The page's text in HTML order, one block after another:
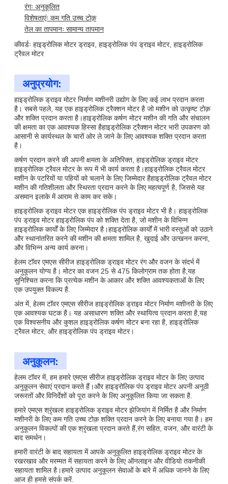
रंगः अनुकूलित
विशेषताएंः कम गति उच्च टोक़
तेल का तापमानः सामान्य तापमान
कीवर्डः हाइड्रोलिक मोटर ड्राइव, हाइड्रोलिक पंप ड्राइव मोटर, हाइड्रोलिक
ट्रैवल मोटर
अनुप्रयोग:
हाइड्रोलिक ड्राइव मोटर निर्माण मशीनरी उद्योग के लिए कई लाभ प्रदान करता
है। सबसे पहले, यह एक हाइड्रोलिक ट्रैक्शन मोटर है जो मशीन को उत्कृष्ट टोक़
और शक्ति प्रदान करता है।हाइड्रोलिक कर्षण मोटर मशीन की गति और संचालन
की क्षमता का एक आवश्यक हिस्सा हैहाइड्रोलिक ट्रैक्शन मोटर भारी उपकरण को
आसानी से कार्यस्थल के चारों ओर ले जाने के लिए आवश्यक शक्ति प्रदान करता
है।
कर्षण प्रदान करने की अपनी क्षमता के अतिरिक्त, हाइड्रोलिक ड्राइव मोटर
हाइड्रोलिक ट्रैवल मोटर के रूप में भी कार्य करता है।हाइड्रोलिक ट्रैवल मोटर
मशीन के पटरियों या पहियों को चलाने के लिए जिम्मेदार हैहाइड्रोलिक ट्रैवल मोटर
मशीन की गतिशीलता और स्थिरता प्रदान करने के लिए महत्वपूर्ण है, जिससे यह
असमान इलाके में आराम से काम कर सके।
हाइड्रोलिक ड्राइव मोटर एक हाइड्रोलिक पंप ड्राइव मोटर भी है। हाइड्रोलिक
पंप ड्राइव मोटर हाइड्रोलिक पंप को शक्ति देता है, जो मशीन के विभिन्न
हाइड्रोलिक कार्यों के लिए जिम्मेदार है।हाइड्रोलिक कार्यों में भारी वस्तुओं को उठाने
और स्थानांतरित करने की मशीन की क्षमता शामिल है, खुदाई और उत्खनन करना,
और विभिन्न अन्य कार्य करना।
हेलम टॉवर एमएस सीरीज हाइड्रोलिक ड्राइव मोटर रंग और वजन के संदर्भ में
अनुकूलन योग्य है। मोटर का वजन 25 से 475 किलोग्राम तक होता है,यह
सुनिश्चित करना कि प्रत्येक मशीन के आकार और शक्ति आवश्यकताओं के लिए
एक उपयुक्त विकल्प है.
अंत में, हेलम टॉवर एमएस सीरीज हाइड्रोलिक ड्राइव मोटर निर्माण मशीनरी के लिए
एक आवश्यक घटक है। यह असाधारण शक्ति और स्थायित्व प्रदान करता है,यह
एक विश्वसनीय और कुशल हाइड्रोलिक कर्षण मोटर बना रहा है, हाइड्रोलिक
ट्रैवल मोटर, और हाइड्रोलिक पंप ड्राइव मोटर।
अनुकूलन:
हेलम टॉवर में, हम हमारे एमएस सीरीज हाइड्रोलिक ड्राइव मोटर के लिए उत्पाद
अनुकूलन सेवाएं प्रदान करते हैं।और हाइड्रोलिक पंप ड्राइव मोटर अपनी अनूठी
जरूरतों और विनिर्देशों को पूरा करने के लिए अनुकूलित किया जा सकता है.
हमारे एमएस श्रृंखला हाइड्रोलिक ड्राइव मोटर झेजियांग में निर्मित है और निर्माण
मशीनरी के लिए कम गति उच्च टोक़ शक्ति प्रदान करने के लिए बनाया गया है। हम
अनुकूलन विकल्पों की एक श्रृंखला प्रदान करते हैं,रंग सहित, वजन, और वारंटी के
बाद समर्थन।
हमारी वारंटी के बाद सहायता में आपके अनुकूलित हाइड्रोलिक ड्राइव मोटर के
रखरखाव और मरम्मत में सहायता करने के लिए ऑनलाइन और वीडियो तकनीकी
सहायता शामिल है।हमारे उत्पाद अनुकूलन सेवाओं के बारे में अधिक जानने के लिए
आज ही हमसे संपर्क करें.